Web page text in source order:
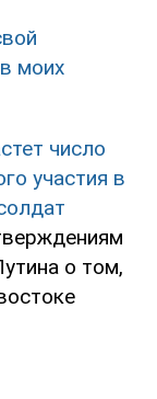
моих
число
участия в
о том,